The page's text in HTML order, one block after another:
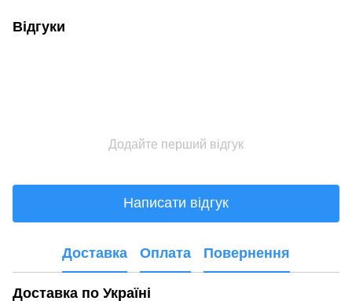
Відгуки
Додайте перший відгук
Написати відгук
Доставка Оплата Повернення
Доставка по Україні